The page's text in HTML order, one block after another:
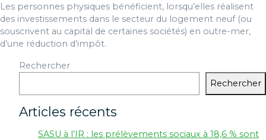
Les personnes physiques bénéficient, lorsqu’elles réalisent
des investissements dans le secteur du logement neuf (ou
souscrivent au capital de certaines sociétés) en outre-mer,
d’une réduction d’impôt.
Rechercher
Rechercher
Articles récents
SASU à l’IR : les prélèvements sociaux à 18,6 % sont